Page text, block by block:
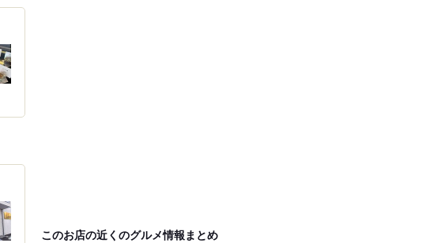
このお店の近くのグルメ情報まとめ